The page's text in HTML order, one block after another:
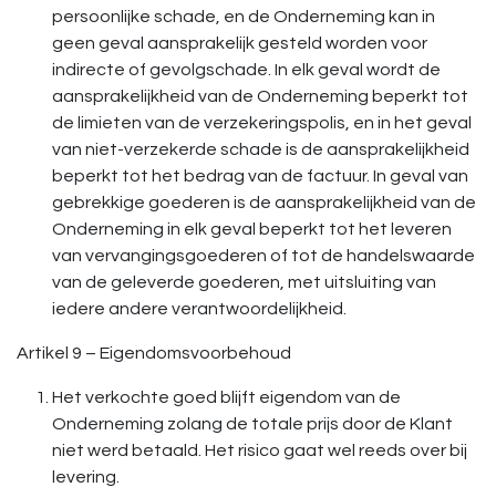
persoonlijke schade, en de Onderneming kan in
geen geval aansprakelijk gesteld worden voor
indirecte of gevolgschade. In elk geval wordt de
aansprakelijkheid van de Onderneming beperkt tot
de limieten van de verzekeringspolis, en in het geval
van niet-verzekerde schade is de aansprakelijkheid
beperkt tot het bedrag van de factuur. In geval van
gebrekkige goederen is de aansprakelijkheid van de
Onderneming in elk geval beperkt tot het leveren
van vervangingsgoederen of tot de handelswaarde
van de geleverde goederen, met uitsluiting van
iedere andere verantwoordelijkheid.
Artikel 9 – Eigendomsvoorbehoud
Het verkochte goed blijft eigendom van de
Onderneming zolang de totale prijs door de Klant
niet werd betaald. Het risico gaat wel reeds over bij
levering.